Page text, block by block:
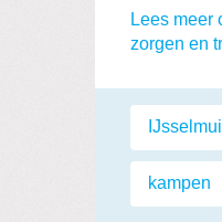
Lees meer
zorgen en
Labels:
kampen